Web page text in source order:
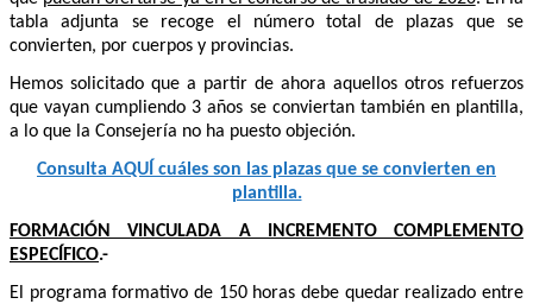
tabla adjunta se recoge el número total de plazas que se
convierten, por cuerpos y provincias.
Hemos solicitado que a partir de ahora aquellos otros refuerzos
que vayan cumpliendo 3 años se conviertan también en plantilla,
a lo que la Consejería no ha puesto objeción.
Consulta AQUÍ cuáles son las plazas que se convierten en
plantilla.
FORMACIÓN VINCULADA A INCREMENTO COMPLEMENTO
ESPECÍFICO.-
El programa formativo de 150 horas debe quedar realizado entre